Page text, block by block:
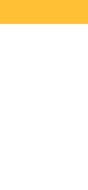
migration row